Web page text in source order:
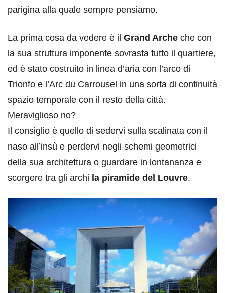
parigina alla quale sempre pensiamo.
La prima cosa da vedere è il Grand Arche che con
la sua struttura imponente sovrasta tutto il quartiere,
ed è stato costruito in linea d’aria con l’arco di
Trionfo e l’Arc du Carrousel in una sorta di continuità
spazio temporale con il resto della città.
Meraviglioso no?
Il consiglio è quello di sedervi sulla scalinata con il
naso all’insù e perdervi negli schemi geometrici
della sua architettura o guardare in lontananza e
scorgere tra gli archi la piramide del Louvre.